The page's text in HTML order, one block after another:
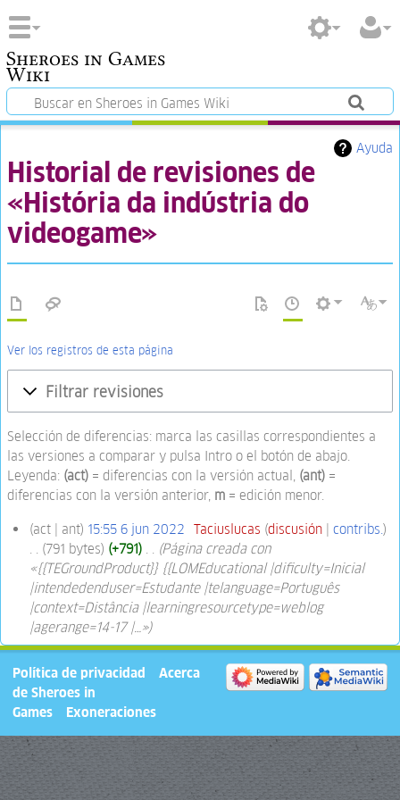
Sheroes in Games
Wiki
Ayuda
Historial de revisiones de
«História da indústria do
videogame»
Ver los registros de esta página
Filtrar revisiones
Selección de diferencias: marca las casillas correspondientes a
las versiones a comparar y pulsa Intro o el botón de abajo.
Leyenda: (act)= diferencias con la versión actual, (ant)=
diferencias con la versión anterior, m= edición menor.
act ant 15:55 6 jun 2022 Taciuslucas discusión
contribs.
791 bytes
+791
Página creada con
«{{TEGroundProduct}} {{LOMEducational |dificulty=Inicial
|intendedenduser=Estudante |telanguage=Português
|context=Distância |learningresourcetype=weblog
|agerange=14-17 |…»
Política de privacidad
Acerca
de Sheroes in
Games
Exoneraciones